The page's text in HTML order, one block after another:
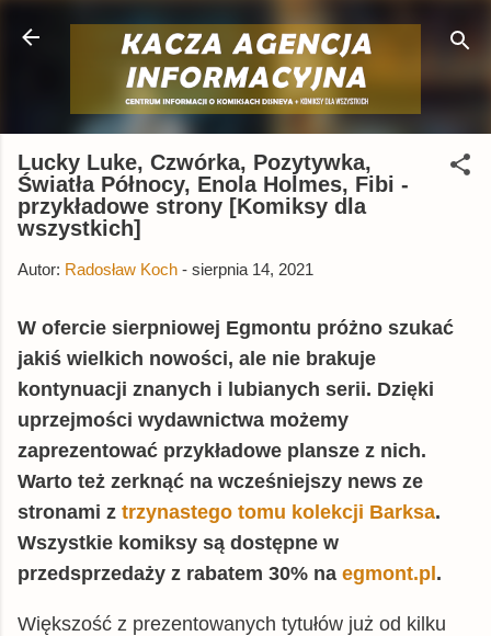
Przejdź do głównej zawartości
Lucky Luke, Czwórka, Pozytywka,
Światła Północy, Enola Holmes, Fibi -
przykładowe strony [Komiksy dla
wszystkich]
Autor: Radosław Koch - sierpnia 14, 2021
W ofercie sierpniowej Egmontu próżno szukać
jakiś wielkich nowości, ale nie brakuje
kontynuacji znanych i lubianych serii. Dzięki
uprzejmości wydawnictwa możemy
zaprezentować przykładowe plansze z nich.
Warto też zerknąć na wcześniejszy news ze
stronami z trzynastego tomu kolekcji Barksa.
Wszystkie komiksy są dostępne w
przedsprzedaży z rabatem 30% na egmont.pl.
Większość z prezentowanych tytułów już od kilku